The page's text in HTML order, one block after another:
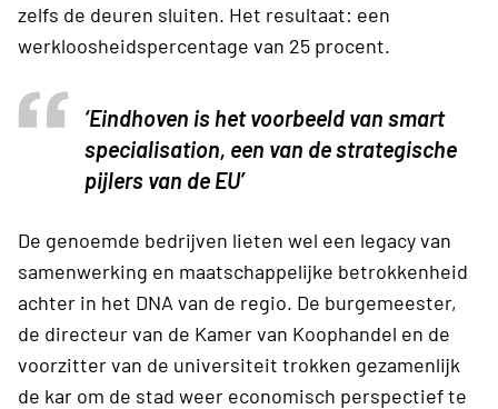
zelfs de deuren sluiten. Het resultaat: een
werkloosheidspercentage van 25 procent.
‘Eindhoven is het voorbeeld van smart
specialisation, een van de strategische
pijlers van de EU’
De genoemde bedrijven lieten wel een legacy van
samenwerking en maatschappelijke betrokkenheid
achter in het DNA van de regio. De burgemeester,
de directeur van de Kamer van Koophandel en de
voorzitter van de universiteit trokken gezamenlijk
de kar om de stad weer economisch perspectief te